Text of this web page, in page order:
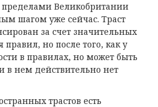
пределами Великобритании
шагом уже сейчас. Траст
за счет значительных
но после того, как у
в правилах, но может быть
в нем действительно нет
трастов есть